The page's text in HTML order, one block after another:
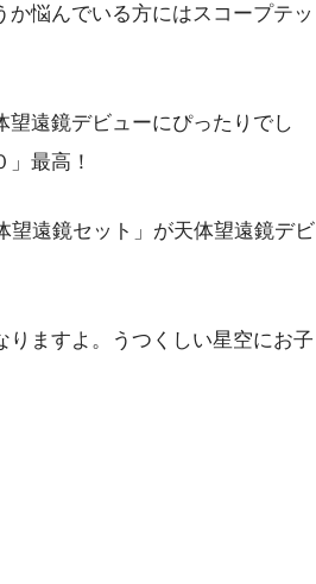
悩んでいる方にはスコープテッ
望遠鏡デビューにぴったりでし
最高！
遠鏡セット」が天体望遠鏡デビ
ますよ。うつくしい星空にお子